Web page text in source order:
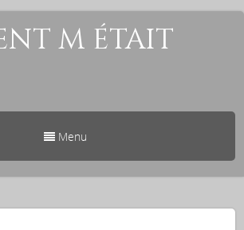
m était
Menu